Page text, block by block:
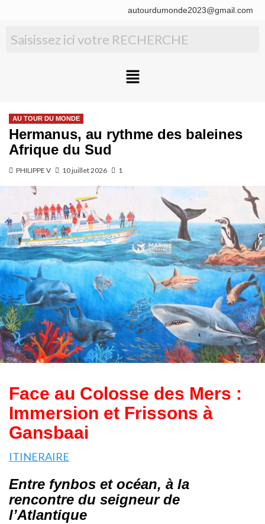
autourdumonde2023@gmail.com
AU TOUR DU MONDE
Hermanus, au rythme des baleines
Afrique du Sud
PHILIPPE V 10 juillet 2026 1
Face au Colosse des Mers :
Immersion et Frissons à
Gansbaai
ITINERAIRE
Entre fynbos et océan, à la
rencontre du seigneur de
l’Atlantique